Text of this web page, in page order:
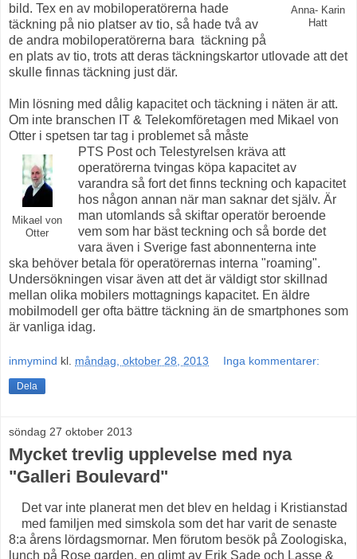
Anna- Karin
Hatt
bild. Tex en av mobiloperatörerna hade
täckning på nio platser av tio, så hade två av
de andra mobiloperatörerna bara täckning på
en plats av tio, trots att deras täckningskartor utlovade att det
skulle finnas täckning just där.
Min lösning med dålig kapacitet och täckning i näten är att.
Om inte branschen IT & Telekomföretagen med Mikael von
Otter i spetsen tar tag i problemet så måste
Mikael von
Otter
PTS Post och Telestyrelsen kräva att
operatörerna tvingas köpa kapacitet av
varandra så fort det finns teckning och kapacitet
hos någon annan när man saknar det själv. Är
man utomlands så skiftar operatör beroende
vem som har bäst teckning och så borde det
vara även i Sverige fast abonnenterna inte
ska behöver betala för operatörernas interna "roaming".
Undersökningen visar även att det är väldigt stor skillnad
mellan olika mobilers mottagnings kapacitet. En äldre
mobilmodell ger ofta bättre täckning än de smartphones som
är vanliga idag.
inmymind kl. måndag, oktober 28, 2013 Inga kommentarer:
Dela
söndag 27 oktober 2013
Mycket trevlig upplevelse med nya
"Galleri Boulevard"
Det var inte planerat men det blev en heldag i Kristianstad
med familjen med simskola som det har varit de senaste
8:a årens lördagsmornar. Men förutom besök på Zoologiska,
lunch på Rose garden, en glimt av Erik Sade och Lasse &